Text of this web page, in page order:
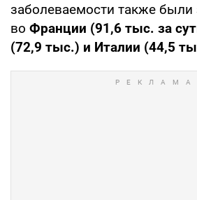
заболеваемости также
во Франции (91,6 тыс. за
(72,9 тыс.) и Италии (44,5